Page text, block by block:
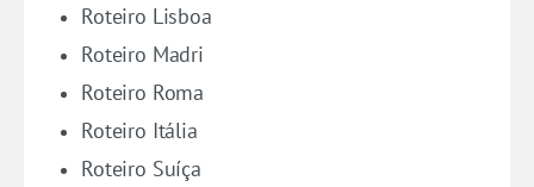
Roteiro Lisboa
Roteiro Madri
Roteiro Roma
Roteiro Itália
Roteiro Suíça